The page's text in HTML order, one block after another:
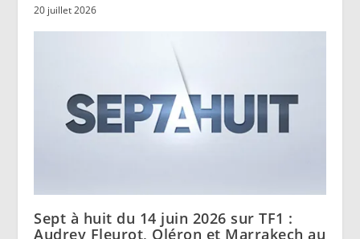
20 juillet 2026
Sept à huit du 14 juin 2026 sur TF1 :
Audrey Fleurot, Oléron et Marrakech au